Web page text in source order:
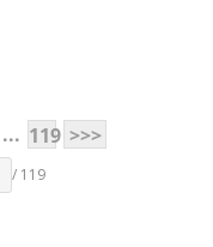
... 119 >>>
/ 119